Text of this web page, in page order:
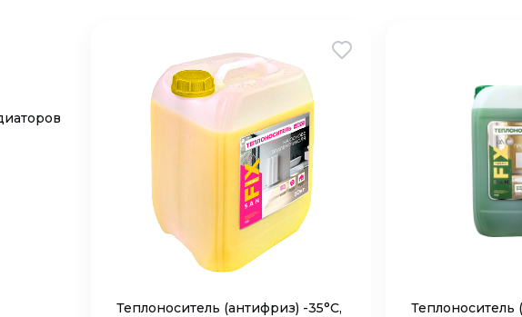
Теплоноситель (антифриз) -35°C,
Теплоноситель